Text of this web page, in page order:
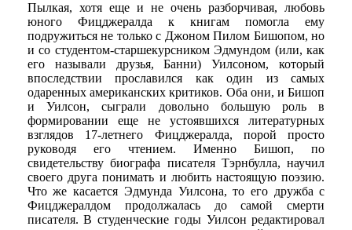
Пылкая, хотя еще и не очень разборчивая, любовь
юного Фицджералда к книгам помогла ему
подружиться не только с Джоном Пилом Бишопом, но
и со студентом-старшекурсником Эдмундом (или, как
его называли друзья, Банни) Уилсоном, который
впоследствии прославился как один из самых
одаренных американских критиков. Оба они, и Бишоп
и Уилсон, сыграли довольно большую роль в
формировании еще не устоявшихся литературных
взглядов 17-летнего Фицджералда, порой просто
руководя его чтением. Именно Бишоп, по
свидетельству биографа писателя Тэрнбулла, научил
своего друга понимать и любить настоящую поэзию.
Что же касается Эдмунда Уилсона, то его дружба с
Фицджералдом продолжалась до самой смерти
писателя. В студенческие годы Уилсон редактировал